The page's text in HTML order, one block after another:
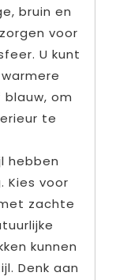
bruin en
voor
U kunt
om
te
hebben
Kies voor
zachte
kunnen
Denk aan